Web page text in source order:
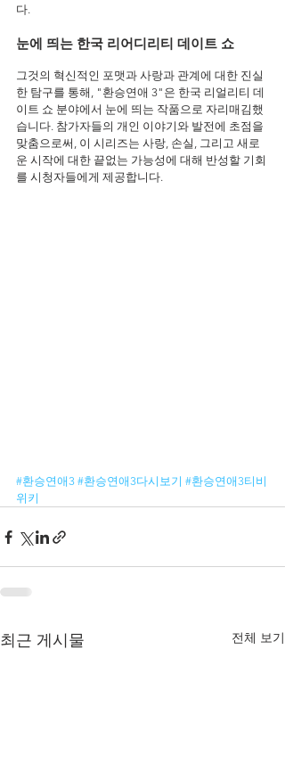
다.
눈에 띄는 한국 리어디리티 데이트 쇼
그것의 혁신적인 포맷과 사랑과 관계에 대한 진실
한 탐구를 통해, "환승연애 3"은 한국 리얼리티 데
이트 쇼 분야에서 눈에 띄는 작품으로 자리매김했
습니다. 참가자들의 개인 이야기와 발전에 초점을
맞춤으로써, 이 시리즈는 사랑, 손실, 그리고 새로
운 시작에 대한 끝없는 가능성에 대해 반성할 기회
를 시청자들에게 제공합니다.
#환승연애3 #환승연애3다시보기 #환승연애3티비
위키
최근 게시물 전체 보기